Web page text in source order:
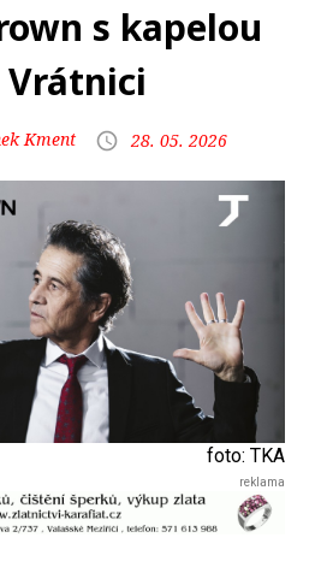
s kapelou
Vrátnici
Kment 28. 05. 2026
foto: TKA